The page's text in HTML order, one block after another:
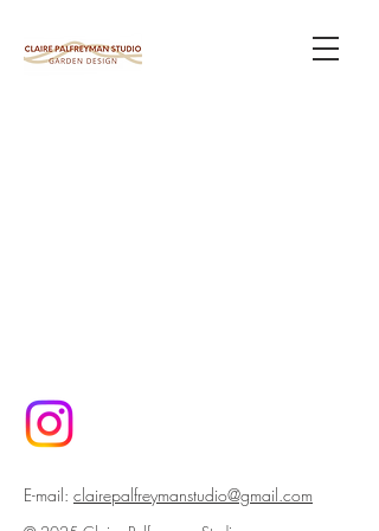
E-mail: clairepalfreymanstudio@gmail.com